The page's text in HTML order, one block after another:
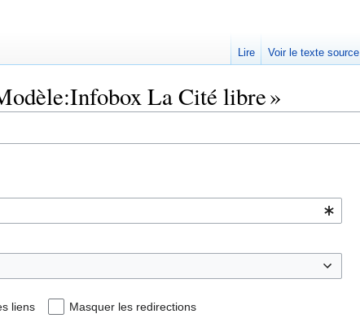
La Cité libre »
liens Masquer les redirections
Lire Voir le texte source